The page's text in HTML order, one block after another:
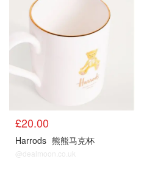
£20.00
Harrods 熊熊马克杯
@dealmoon.co.uk